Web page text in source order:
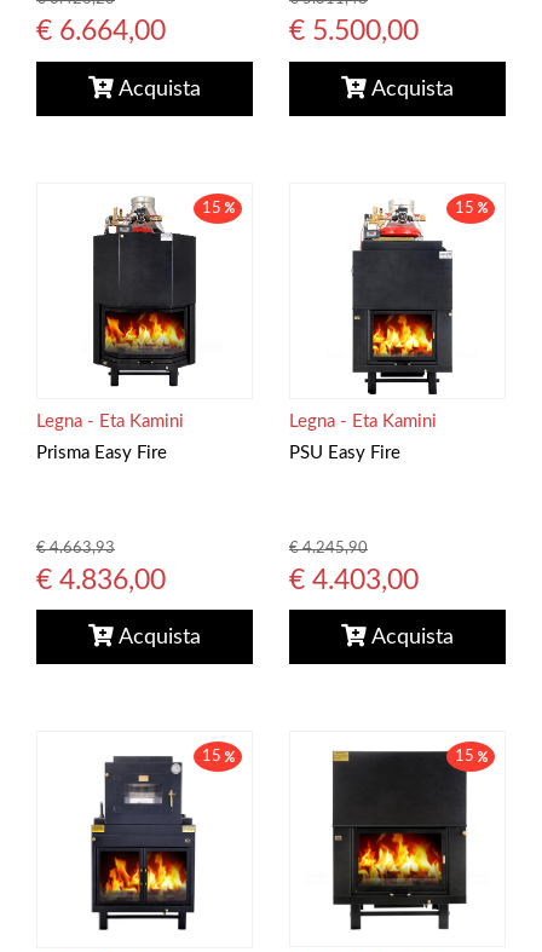
€ 6.664,00
Acquista
€ 5.500,00
Acquista
15
Prisma Easy Fire
Legna - Eta Kamini
€ 4.663,93
€ 4.836,00
Acquista
15
PSU Easy Fire
Legna - Eta Kamini
€ 4.245,90
€ 4.403,00
Acquista
15 15